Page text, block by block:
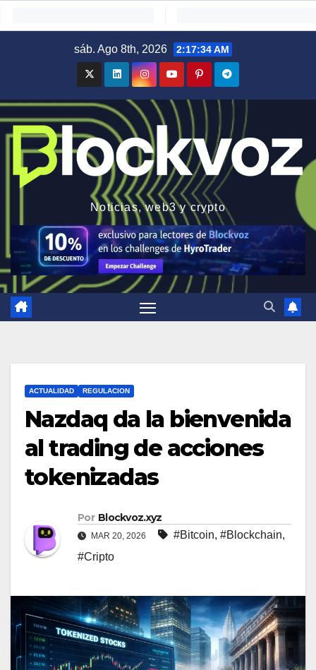
sáb. Ago 8th, 2026 2:17:35 AM
Noticias, web3 y crypto
ACTUALIDAD REGULACION
Nazdaq da la bienvenida
al trading de acciones
tokenizadas
Por Blockvoz.xyz
MAR 20, 2026 #Bitcoin, #Blockchain,
#Cripto